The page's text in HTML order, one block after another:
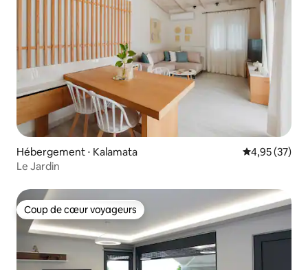
Hébergement ⋅ Kalamata Évaluation
4,95 (37)
Le Jardin
Coup de cœur voyageurs
Coup de cœur voyageurs